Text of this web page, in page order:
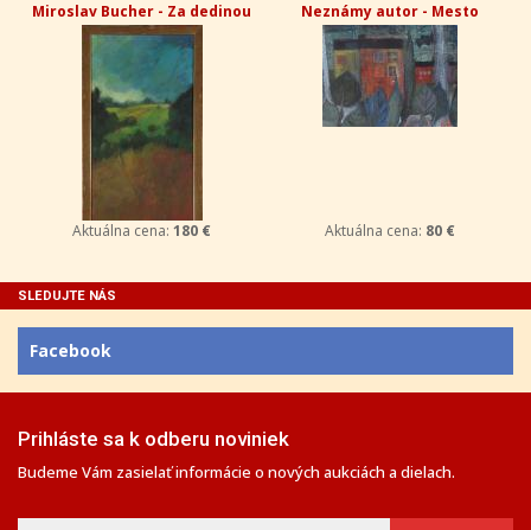
Miroslav Bucher - Za dedinou
Aktuálna cena: 180 €
Neznámy autor - Mesto
Aktuálna cena: 80 €
SLEDUJTE NÁS
Facebook
Prihláste sa k odberu noviniek
Budeme Vám zasielať informácie o nových aukciách a dielach.